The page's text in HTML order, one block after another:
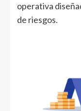
operativa
de riesgos.